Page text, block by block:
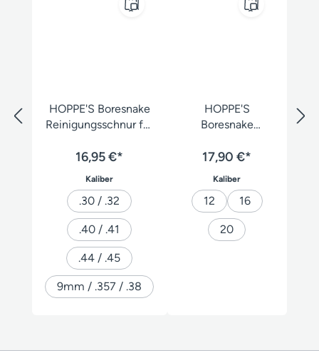
HOPPE'S Boresnake
Reinigungsschnur für
16,95 €*
Kaliberauswählen
.30 / .32
.40 / .41
.44 / .45
9mm / .357 / .38
HOPPE'S
Boresnake
nur für Flinten
17,90 €*
Kaliberauswählen
12 16
20